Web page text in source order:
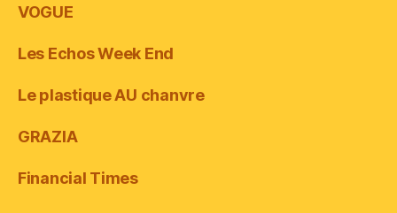
VOGUE
Les Echos Week End
Le plastique AU chanvre
GRAZIA
Financial Times